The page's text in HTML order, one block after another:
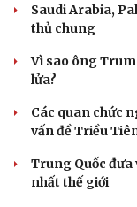
Saudi Arabia,
thủ chung
Vì sao ông
lửa?
Các quan chức
vấn đề Triều
Trung Quốc đưa
nhất thế giới